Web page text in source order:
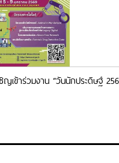
เข้าร่วมงาน “วันนักประดิษฐ์